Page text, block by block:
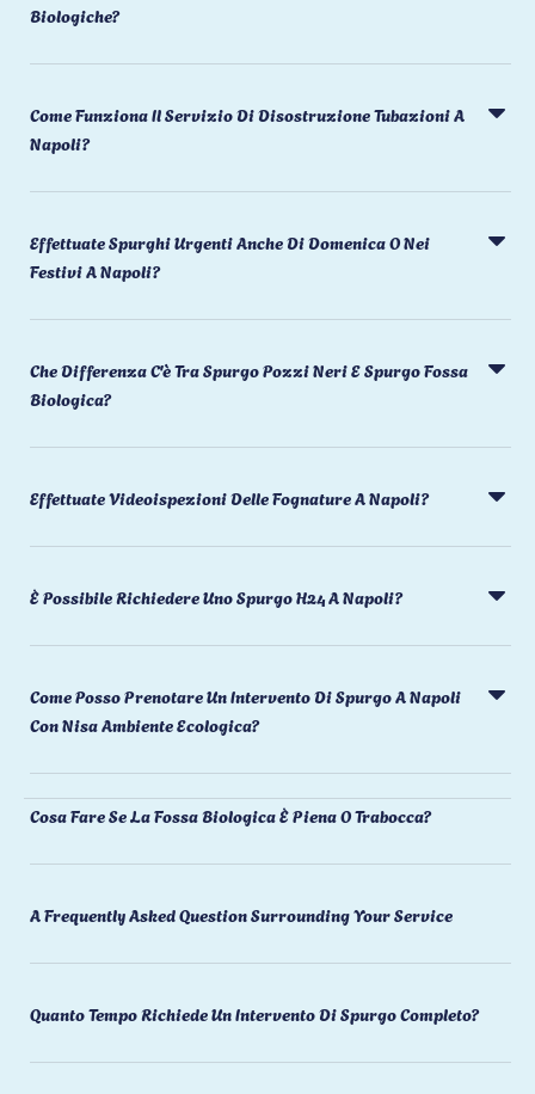
Biologiche?
Come Funziona Il Servizio Di Disostruzione Tubazioni A
Napoli?
Effettuate Spurghi Urgenti Anche Di Domenica O Nei
Festivi A Napoli?
Che Differenza C'è Tra Spurgo Pozzi Neri E Spurgo Fossa
Biologica?
Effettuate Videoispezioni Delle Fognature A Napoli?
È Possibile Richiedere Uno Spurgo H24 A Napoli?
Come Posso Prenotare Un Intervento Di Spurgo A Napoli
Con Nisa Ambiente Ecologica?
Cosa Fare Se La Fossa Biologica È Piena O Trabocca?
A Frequently Asked Question Surrounding Your Service
Quanto Tempo Richiede Un Intervento Di Spurgo Completo?